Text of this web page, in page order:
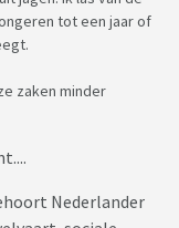
tot een jaar of
zaken minder
Nederlander